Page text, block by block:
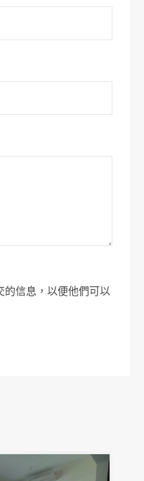
的信息，以便他們可以